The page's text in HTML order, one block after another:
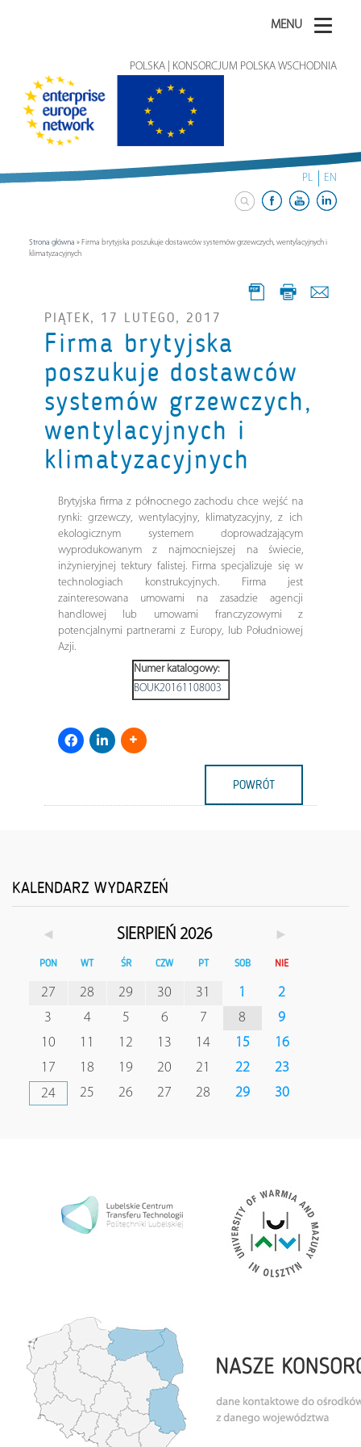
MENU
POLSKA | KONSORCJUM POLSKA WSCHODNIA
PL EN
Strona główna » Firma brytyjska poszukuje dostawców systemów grzewczych, wentylacyjnych i
klimatyzacyjnych
PIĄTEK, 17 LUTEGO, 2017
Firma brytyjska
poszukuje dostawców
systemów grzewczych,
wentylacyjnych i
klimatyzacyjnych
Brytyjska firma z północnego zachodu chce wejść na
rynki: grzewczy, wentylacyjny, klimatyzacyjny, z ich
ekologicznym systemem doprowadzającym
wyprodukowanym z najmocniejszej na świecie,
inżynieryjnej tektury falistej. Firma specjalizuje się w
technologiach konstrukcyjnych. Firma jest
zainteresowana umowami na zasadzie agencji
handlowej lub umowami franczyzowymi z
potencjalnymi partnerami z Europy, lub Południowej
Azji.
Numer katalogowy:
BOUK20161108003
POWRÓT
KALENDARZ WYDARZEŃ
◄ SIERPIEŃ 2026 ►
PON WT ŚR CZW PT SOB NIE
27 28 29 30 31 1
2
3
4 5 6 7 8
9
10
11 12 13 14 15
16
17
18 19 20 21 22
23
24
25 26 27 28 29 30